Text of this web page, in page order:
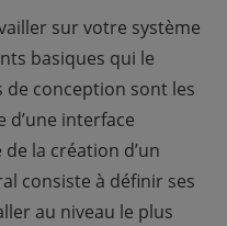
sur votre système
basiques qui le
de conception sont les
d’une interface
la création d’un
consiste à définir ses
au niveau le plus